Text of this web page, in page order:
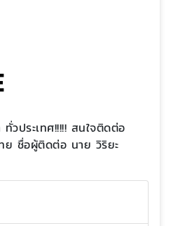
วประเทศ!!!!! สนใจติดต่อ
ย ชื่อผู้ติดต่อ นาย วิริยะ